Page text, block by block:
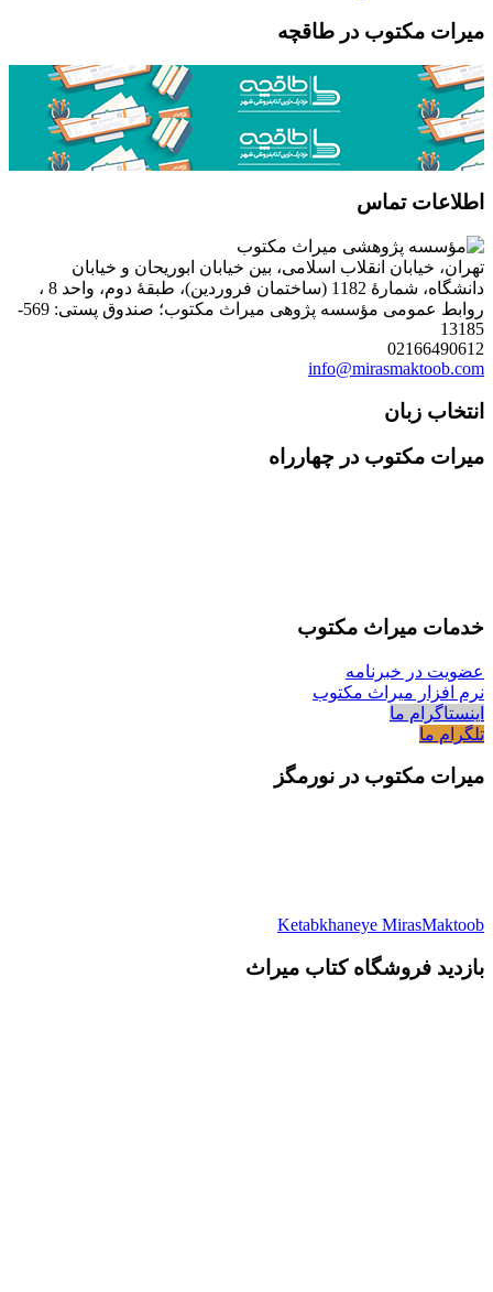
میرات مکتوب در طاقچه
اطلاعات تماس
تهران، خیابان انقلاب اسلامی، بین خیابان ابوریحان و خیابان
دانشگاه، شمارۀ 1182 (ساختمان فروردین)، طبقۀ دوم، واحد 8 ،
روابط عمومی مؤسسه پژوهی میراث مکتوب؛ صندوق پستی: 569-
13185
02166490612
info@mirasmaktoob.com
انتخاب زبان
میرات مکتوب در چهارراه
خدمات میراث مکتوب
عضویت در خبرنامه
نرم افزار میراث مکتوب
اینستاگرام ما
تلگرام ما
میرات مکتوب در نورمگز
Ketabkhaneye MirasMaktoob
بازدید فروشگاه کتاب میراث